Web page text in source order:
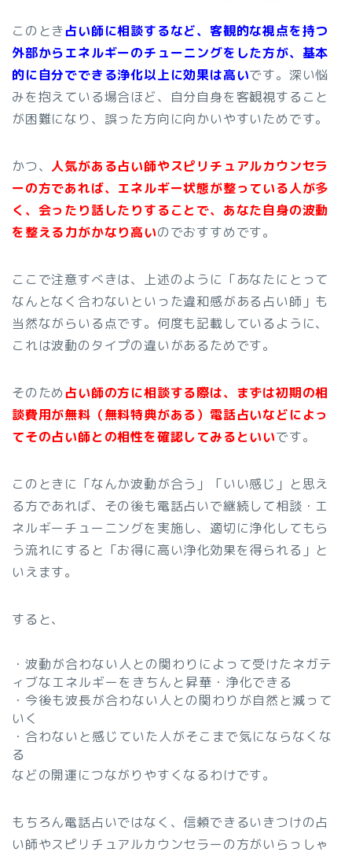
このとき占い師に相談するなど、客観的な視点を持つ
外部からエネルギーのチューニングをした方が、基本
的に自分でできる浄化以上に効果は高いです。深い悩
みを抱えている場合ほど、自分自身を客観視すること
が困難になり、誤った方向に向かいやすいためです。
かつ、 人気がある占い師やスピリチュアルカウンセラ
ーの方であれば、エネルギー状態が整っている人が多
く、会ったり話したりすることで、あなた自身の波動
を整える力がかなり高いのでおすすめです。
ここで注意すべきは、上述のように「あなたにとって
なんとなく合わないといった違和感がある占い師」も
当然ながらいる点です。何度も記載しているように、
これは波動のタイプの違いがあるためです。
そのため占い師の方に相談する際は、まずは初期の相
談費用が無料（無料特典がある）電話占いなどによっ
てその占い師との相性を確認してみるといいです。
このときに「なんか波動が合う」「いい感じ」と思え
る方であれば、その後も電話占いで継続して相談・エ
ネルギーチューニングを実施し、適切に浄化してもら
う流れにすると「お得に高い浄化効果を得られる」と
いえます。
すると、
・波動が合わない人との関わりによって受けたネガテ
ィブなエネルギーをきちんと昇華・浄化できる
・今後も波長が合わない人との関わりが自然と減って
いく
・合わないと感じていた人がそこまで気にならなくな
る
などの開運につながりやすくなるわけです。
もちろん電話占いではなく、信頼できるいきつけの占
い師やスピリチュアルカウンセラーの方がいらっしゃ